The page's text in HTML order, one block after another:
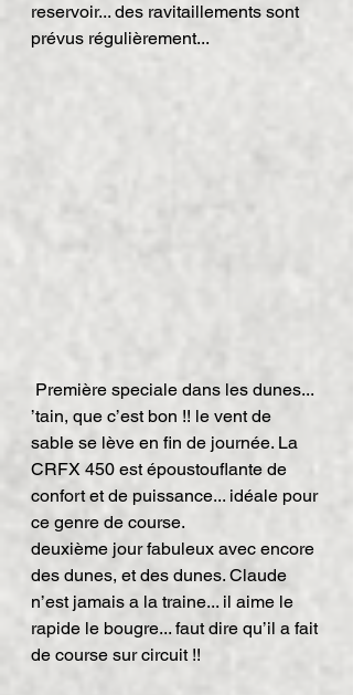
reservoir... des ravitaillements sont
prévus régulièrement...
’tain, que c’est bon !! le vent de
sable se lève en fin de journée. La
CRFX 450 est époustouflante de
confort et de puissance... idéale pour
ce genre de course.
deuxième jour fabuleux avec encore
des dunes, et des dunes. Claude
n’est jamais a la traine... il aime le
rapide le bougre... faut dire qu’il a fait
de course sur circuit !!